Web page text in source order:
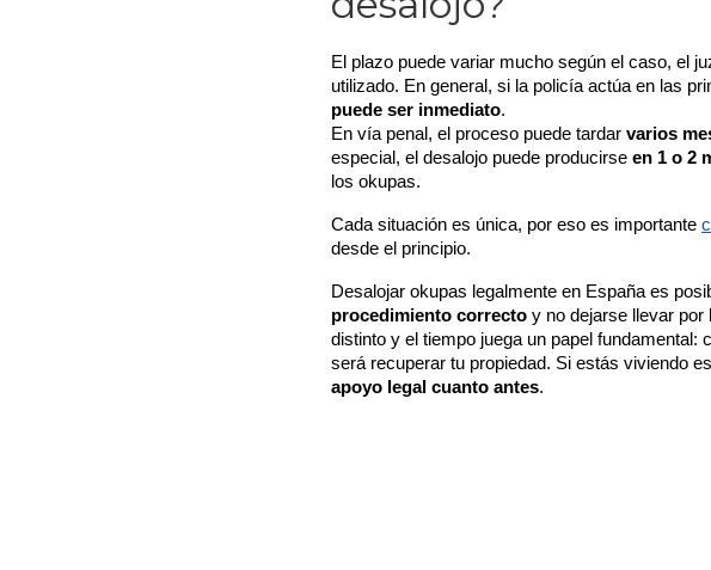
El plazo puede variar mucho según el caso, el
utilizado. En general, si la policía actúa en las
puede ser inmediato.
En vía penal, el proceso puede tardar varios
especial, el desalojo puede producirse en 1 o 2
los okupas.
Cada situación es única, por eso es importante
desde el principio.
Desalojar okupas legalmente en España es
procedimiento correcto y no dejarse llevar
distinto y el tiempo juega un papel fundamental:
será recuperar tu propiedad. Si estás viviendo
apoyo legal cuanto antes.